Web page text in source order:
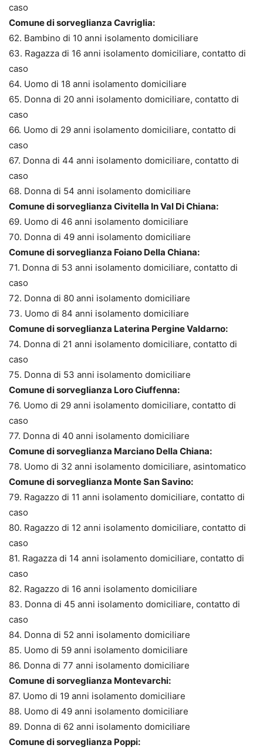
caso
Comune di sorveglianza Cavriglia:
62. Bambino di 10 anni isolamento domiciliare
63. Ragazza di 16 anni isolamento domiciliare, contatto di
caso
64. Uomo di 18 anni isolamento domiciliare
65. Donna di 20 anni isolamento domiciliare, contatto di
caso
66. Uomo di 29 anni isolamento domiciliare, contatto di
caso
67. Donna di 44 anni isolamento domiciliare, contatto di
caso
68. Donna di 54 anni isolamento domiciliare
Comune di sorveglianza Civitella In Val Di Chiana:
69. Uomo di 46 anni isolamento domiciliare
70. Donna di 49 anni isolamento domiciliare
Comune di sorveglianza Foiano Della Chiana:
71. Donna di 53 anni isolamento domiciliare, contatto di
caso
72. Donna di 80 anni isolamento domiciliare
73. Uomo di 84 anni isolamento domiciliare
Comune di sorveglianza Laterina Pergine Valdarno:
74. Donna di 21 anni isolamento domiciliare, contatto di
caso
75. Donna di 53 anni isolamento domiciliare
Comune di sorveglianza Loro Ciuffenna:
76. Uomo di 29 anni isolamento domiciliare, contatto di
caso
77. Donna di 40 anni isolamento domiciliare
Comune di sorveglianza Marciano Della Chiana:
78. Uomo di 32 anni isolamento domiciliare, asintomatico
Comune di sorveglianza Monte San Savino:
79. Ragazzo di 11 anni isolamento domiciliare, contatto di
caso
80. Ragazzo di 12 anni isolamento domiciliare, contatto di
caso
81. Ragazza di 14 anni isolamento domiciliare, contatto di
caso
82. Ragazzo di 16 anni isolamento domiciliare
83. Donna di 45 anni isolamento domiciliare, contatto di
caso
84. Donna di 52 anni isolamento domiciliare
85. Uomo di 59 anni isolamento domiciliare
86. Donna di 77 anni isolamento domiciliare
Comune di sorveglianza Montevarchi:
87. Uomo di 19 anni isolamento domiciliare
88. Uomo di 49 anni isolamento domiciliare
89. Donna di 62 anni isolamento domiciliare
Comune di sorveglianza Poppi: